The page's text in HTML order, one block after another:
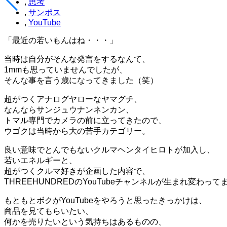
, サンポス
, YouTube
「最近の若いもんはね・・・」
当時は自分がそんな発言をするなんて、
1mmも思っていませんでしたが、
そんな事を言う歳になってきました（笑）
超がつくアナログヤローなヤマグチ、
なんならサンジュウナンネンカン、
トマル専門でカメラの前に立ってきたので、
ウゴクは当時から大の苦手カテゴリー。
良い意味でとんでもないクルマヘンタイヒロトが加入し、
若いエネルギーと、
超がつくクルマ好きが企画した内容で、
THREEHUNDREDのYouTubeチャンネルが生まれ変わって
もともとボクがYouTubeをやろうと思ったきっかけは、
商品を見てもらいたい、
何かを売りたいという気持ちはあるものの、